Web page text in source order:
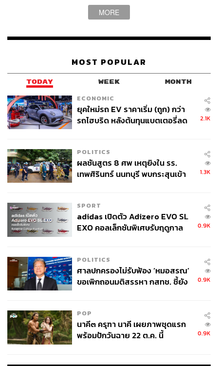
MORE
MOST POPULAR
TODAY WEEK MONTH
ECONOMIC
ยุคใหม่รถ EV ราคาเริ่ม (ถูก) กว่า
รถไฮบริด หลังต้นทุนแบตเตอรี่ลด
2.1K
POLITICS
ผลชันสูตร 8 ศพ เหตุยิงใน รร.
เทพศิรินทร์ นนทบุรี พบกระสุนเข้า
1.3K
SPORT
adidas เปิดตัว Adizero EVO SL
EXO คอลเล็กชันพิเศษรับฤดูกาล
0.9K
POLITICS
ศาลปกครองไม่รับฟ้อง ‘หมอสรณ’
ขอเพิกถอนมติสรรหา กสทช. ชี้ยัง
0.9K
POP
นาคี๓ ครุฑา นาคี เผยภาพชุดแรก
พร้อมปักวันฉาย 22 ต.ค. นี้
0.9K